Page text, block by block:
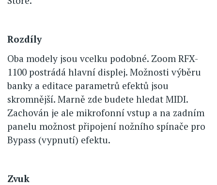
Rozdíly
Oba modely jsou vcelku podobné. Zoom RFX-
1100 postrádá hlavní displej. Možnosti výběru
banky a editace parametrů efektů jsou
skromnější. Marně zde budete hledat MIDI.
Zachován je ale mikrofonní vstup a na zadním
panelu možnost připojení nožního spínače pro
Bypass (vypnutí) efektu.
Zvuk